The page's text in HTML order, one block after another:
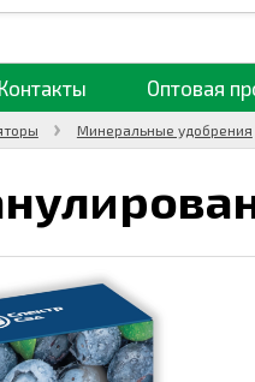
Контакты Оптовая
Минеральные удобрения